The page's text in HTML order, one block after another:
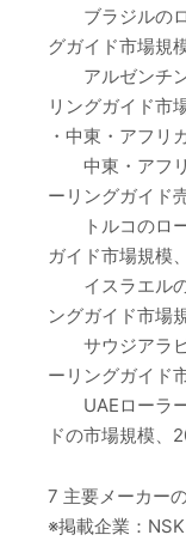
ブラジルのロ
グガイド市場規
アルゼンチン
リングガイド市
・中東・アフリ
中東・アフリ
ーリングガイド
トルコのロー
ガイド市場規模
イスラエルの
ングガイド市場
サウジアラビ
ーリングガイド
UAEローラー
ドの市場規模、
7 主要メーカー
※掲載企業：